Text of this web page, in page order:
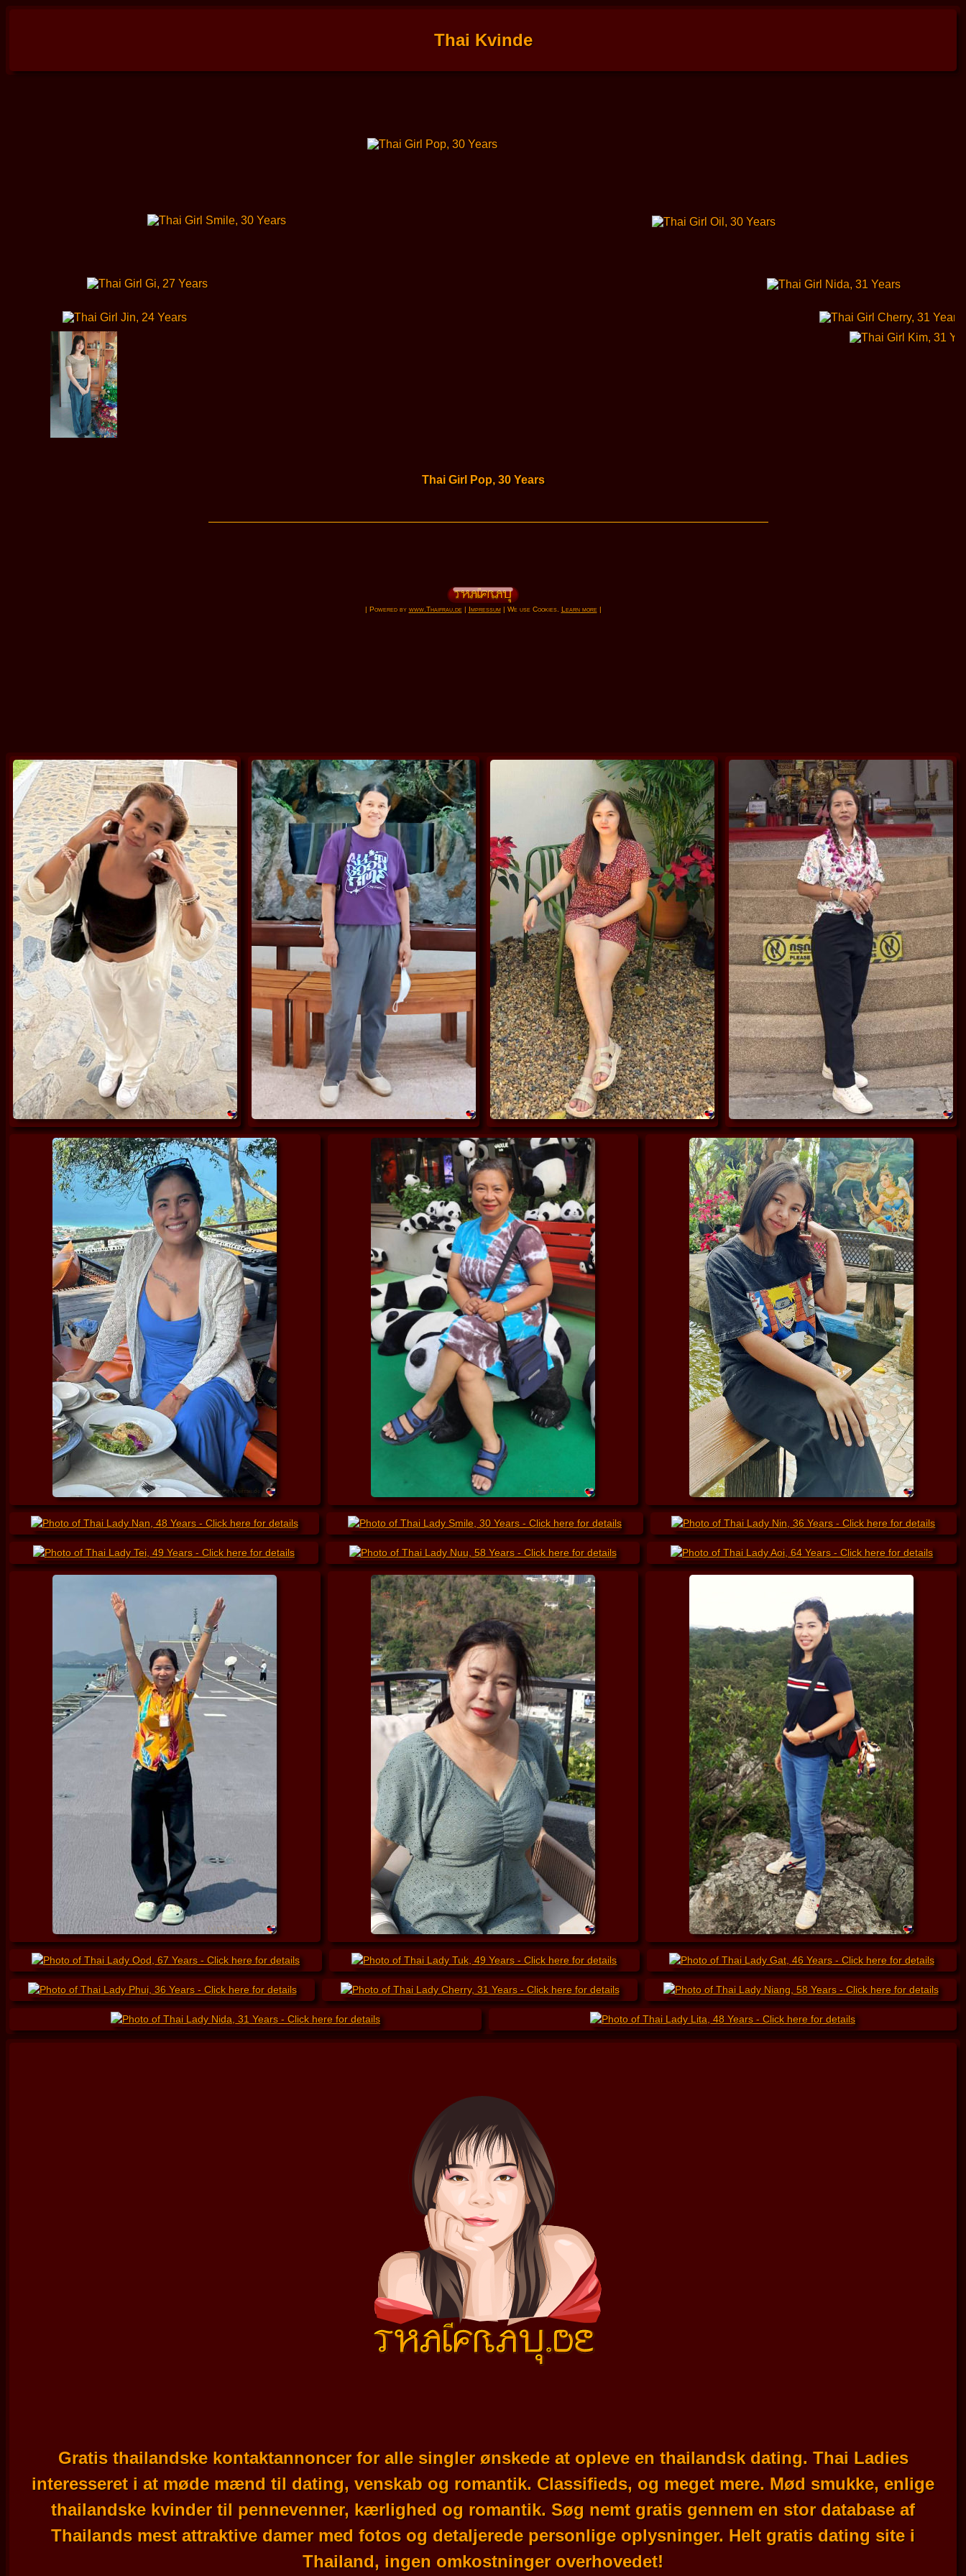
Thai Kvinde
Gratis thailandske kontaktannoncer for alle singler ønskede at opleve en thailandsk dating. Thai Ladies
interesseret i at møde mænd til dating, venskab og romantik. Classifieds, og meget mere. Mød smukke, enlige
thailandske kvinder til pennevenner, kærlighed og romantik. Søg nemt gratis gennem en stor database af
Thailands mest attraktive damer med fotos og detaljerede personlige oplysninger. Helt gratis dating site i
Thailand, ingen omkostninger overhovedet!